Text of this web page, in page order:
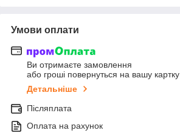
Умови оплати
Ви отримаєте замовлення
або гроші повернуться на вашу картку
Детальніше
Післяплата
Оплата на рахунок